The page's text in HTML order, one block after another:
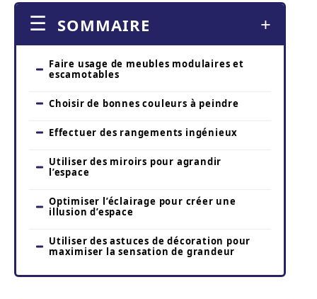
SOMMAIRE
Faire usage de meubles modulaires et
escamotables
Choisir de bonnes couleurs à peindre
Effectuer des rangements ingénieux
Utiliser des miroirs pour agrandir
l’espace
Optimiser l’éclairage pour créer une
illusion d’espace
Utiliser des astuces de décoration pour
maximiser la sensation de grandeur